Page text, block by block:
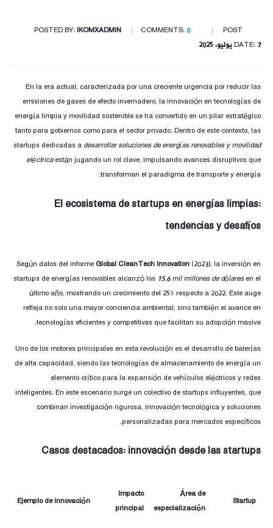
POSTED BY: IKOMXADMIN COMMENTS: 0
POST
DATE: 7 يوليو، 2025
En la era actual, caracterizada por una creciente urgencia por reducir las
emisiones de gases de efecto invernadero, la innovación en tecnologías de
energía limpia y movilidad sostenible se ha convertido en un pilar estratégico
tanto para gobiernos como para el sector privado. Dentro de este contexto, las
startups dedicadas a desarrollar soluciones de energías renovables y movilidad
eléctricaestán jugando un rol clave, impulsando avances disruptivos que
transforman el paradigma de transporte y energía.
El ecosistema de startups en energías limpias:
tendencias y desafíos
Según datos del informe Global CleanTech Innovation (2023), la inversión en
startups de energías renovables alcanzó los 15.6 mil millones de dólaresen el
último año, mostrando un crecimiento del 25% respecto a 2022. Este auge
refleja no solo una mayor conciencia ambiental, sino también el avance en
tecnologías eficientes y competitivas que facilitan su adopción masiva.
Uno de los motores principales en esta revolución es el desarrollo de baterías
de alta capacidad, siendo las tecnologías de almacenamiento de energía un
elemento crítico para la expansión de vehículos eléctricos y redes
inteligentes. En este escenario surge un colectivo de startups influyentes, que
combinan investigación rigurosa, innovación tecnológica y soluciones
personalizadas para mercados específicos.
Casos destacados: innovación desde las startups
Startup
Área de
especialización
Impacto
principal
Ejemplo de innovación